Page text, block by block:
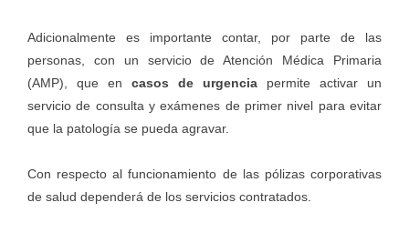
Adicionalmente es importante contar, por parte de las
personas, con un servicio de Atención Médica Primaria
(AMP), que en casos de urgencia permite activar un
servicio de consulta y exámenes de primer nivel para evitar
que la patología se pueda agravar.
Con respecto al funcionamiento de las pólizas corporativas
de salud dependerá de los servicios contratados.